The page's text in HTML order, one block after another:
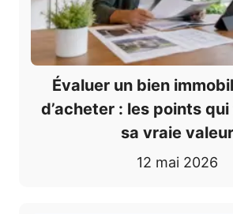
Évaluer un bien
d’acheter : les points
sa vraie valeur
12 mai 2026